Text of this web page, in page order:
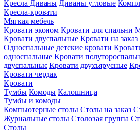
Кресла Диваны Диваны угловые
Кресла-кровати
Мягкая мебель
Кровати эконом Кровати для спальни
Кровати двуспальные Кровати на заказ
Односпальные детские кровати
односпальные Кровати
двуспальные Кровати двухъярусные
Кровати чердак
Кровати
Тумбы Комоды Калошница
Тумбы и комоды
Компьютерные столы Столы на заказ
Журнальные столы Столовая группа
Столы